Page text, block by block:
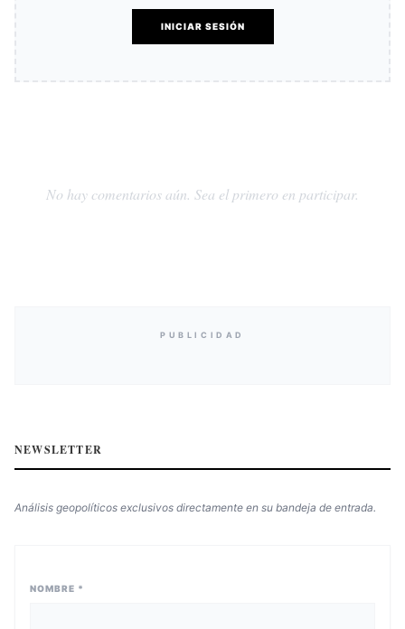
INICIAR SESIÓN
No hay comentarios aún. Sea el primero en participar.
PUBLICIDAD
NEWSLETTER
Análisis geopolíticos exclusivos directamente en su bandeja de entrada.
NOMBRE *